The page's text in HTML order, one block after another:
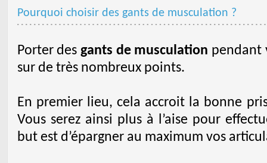
Pourquoi choisir des gants de musculation ?
Porter des gants de musculation pendant
sur de très nombreux points.
En premier lieu, cela accroit la bonne
Vous serez ainsi plus à l’aise pour
but est d’épargner au maximum vos